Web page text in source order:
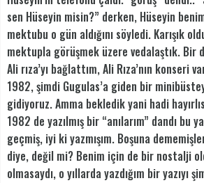
sen Hüseyin misin?” derken, Hüseyin
mektubu o gün aldığını söyledi. Karışık
mektupla görüşmek üzere vedalaştık. Bir
Ali rıza’yı bağlattım, Ali Rıza’nın konseri
1982, şimdi Gugulas’a giden bir
gidiyoruz. Amma bekledik yani hadi
1982 de yazılmış bir “anılarım” dandı bu
geçmiş, iyi ki yazmışım. Boşuna
diye, değil mi? Benim için de bir nostalji
olmasaydı, o yıllarda yazdığım bir yazıyı